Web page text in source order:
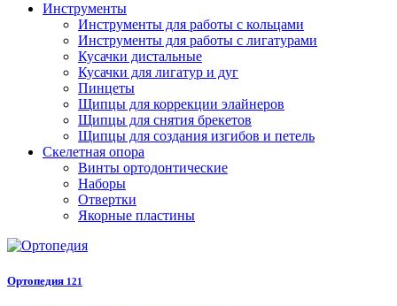
Инструменты
Инструменты для работы с кольцами
Инструменты для работы с лигатурами
Кусачки дистальные
Кусачки для лигатур и дуг
Пинцеты
Щипцы для коррекции элайнеров
Щипцы для снятия брекетов
Щипцы для создания изгибов и петель
Скелетная опора
Винты ортодонтические
Наборы
Отвертки
Якорные пластины
Ортопедия 121